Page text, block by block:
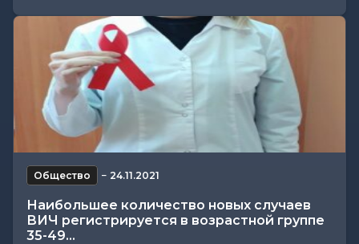
Общество − 24.11.2021
Наибольшее количество новых случаев
ВИЧ регистрируется в возрастной группе
35-49...